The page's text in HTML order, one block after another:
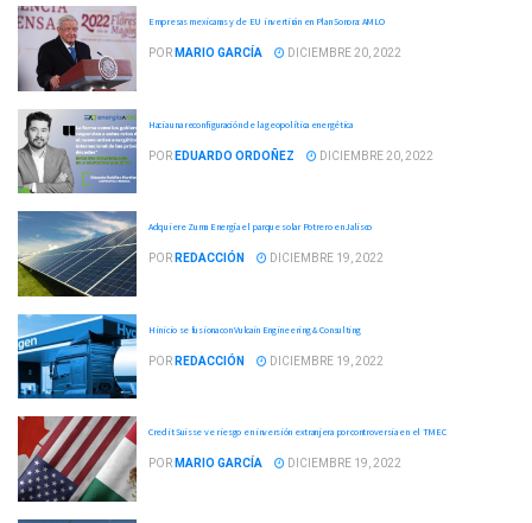
Empresas mexicanas y de EU invertirán en Plan Sonora: AMLO
POR MARIO GARCÍA DICIEMBRE 20, 2022
Hacia una reconfiguración de la geopolítica energética
POR EDUARDO ORDOÑEZ DICIEMBRE 20, 2022
Adquiere Zuma Energía el parque solar Potrero en Jalisco
POR REDACCIÓN DICIEMBRE 19, 2022
Hinicio se fusiona con Vulcain Engineering & Consulting
POR REDACCIÓN DICIEMBRE 19, 2022
Credit Suisse ve riesgo en inversión extranjera por controversia en el TMEC
POR MARIO GARCÍA DICIEMBRE 19, 2022